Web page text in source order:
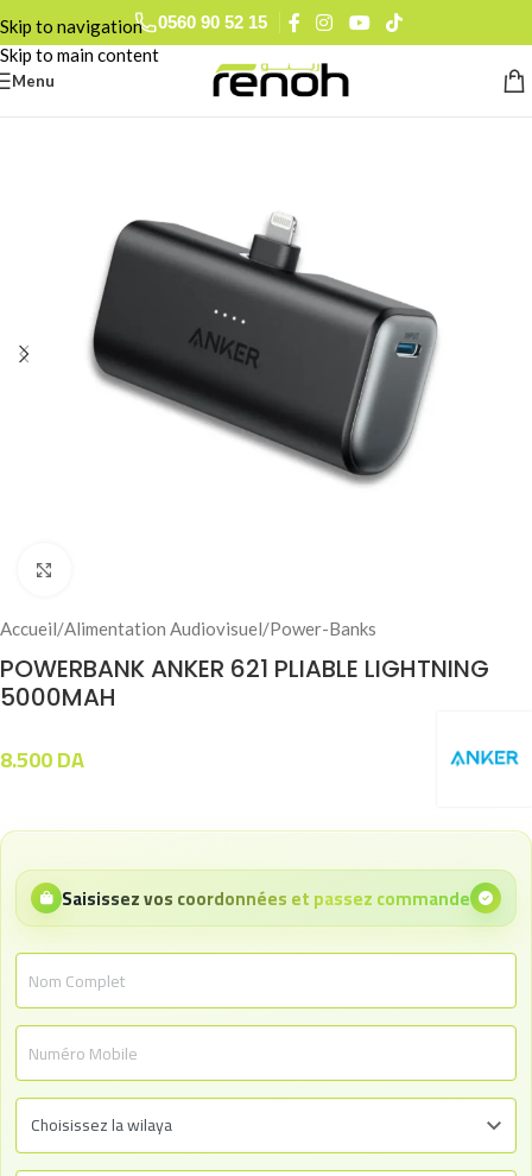
Skip to navigation
Skip to main content
0560 90 52 15
Menu
Accueil/Alimentation Audiovisuel/Power-Banks
POWERBANK ANKER 621 PLIABLE LIGHTNING
5000MAH
8.500DA
Saisissez vos coordonnées et passez commande